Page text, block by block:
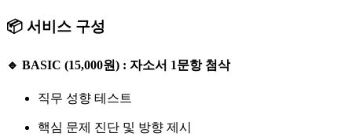
📦 서비스 구성
🔹 BASIC (15,000원) : 자소서 1문항 첨삭
직무 성향 테스트
핵심 문제 진단 및 방향 제시